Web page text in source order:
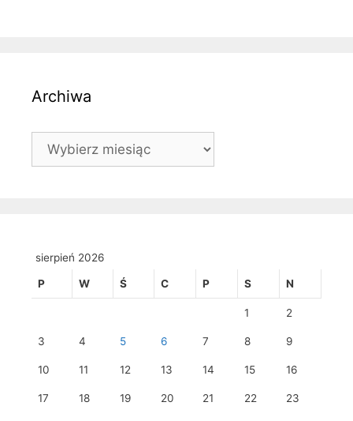
Archiwa
Archiwa
sierpień 2026
P W Ś C P S N
1 2
3 4 5 6 7 8 9
10 11 12 13 14 15 16
17 18 19 20 21 22 23